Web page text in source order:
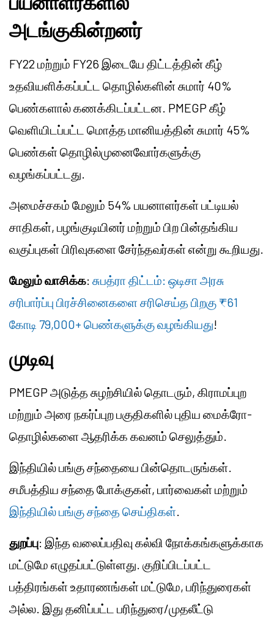
அடங்குகின்றனர்
FY22 மற்றும் FY26 இடையே திட்டத்தின் கீழ்
உதவியளிக்கப்பட்ட தொழில்களின் சுமார் 40%
பெண்களால் கணக்கிடப்பட்டன. PMEGP கீழ்
வெளியிடப்பட்ட மொத்த மானியத்தின் சுமார் 45%
பெண்கள் தொழில்முனைவோர்களுக்கு
வழங்கப்பட்டது.
அமைச்சகம் மேலும் 54% பயனாளர்கள் பட்டியல்
சாதிகள், பழங்குடியினர் மற்றும் பிற பின்தங்கிய
வகுப்புகள் பிரிவுகளை சேர்ந்தவர்கள் என்று கூறியது.
மேலும் வாசிக்க: சுபத்ரா திட்டம்: ஒடிசா அரசு
சரிபார்ப்பு பிரச்சினைகளை சரிசெய்த பிறகு ₹61
கோடி 79,000+ பெண்களுக்கு வழங்கியது!
முடிவு
PMEGP அடுத்த சுழற்சியில் தொடரும், கிராமப்புற
மற்றும் அரை நகர்ப்புற பகுதிகளில் புதிய மைக்ரோ-
தொழில்களை ஆதரிக்க கவனம் செலுத்தும்.
இந்தியில் பங்கு சந்தையை பின்தொடருங்கள்.
சமீபத்திய சந்தை போக்குகள், பார்வைகள் மற்றும்
இந்தியில் பங்கு சந்தை செய்திகள்.
துறப்பு: இந்த வலைப்பதிவு கல்வி நோக்கங்களுக்காக
மட்டுமே எழுதப்பட்டுள்ளது. குறிப்பிடப்பட்ட
பத்திரங்கள் உதாரணங்கள் மட்டுமே, பரிந்துரைகள்
அல்ல. இது தனிப்பட்ட பரிந்துரை/முதலீட்டு